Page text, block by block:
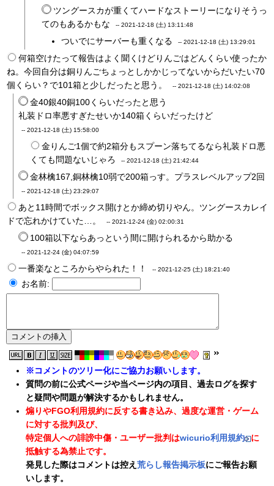
ツングースカが重くてハードなストーリーになりそうっ
てのもあるかもな
-- 2021-12-18 (土) 13:11:48
ついでにサーバーも重くなる -- 2021-12-18 (土) 13:29:01
何箱空けたって報告はよく聞くけどりんごはどんくらい使ったか
ね。今回自分は銅りんごちょっとしかかじってないからだいたい70
個くらい？で101箱と少しだったと思う。
-- 2021-12-18 (土) 14:02:08
金40銀40銅100くらいだったと思う
礼装ドロ率悪すぎたせいか140箱くらいだったけど
-- 2021-12-18 (土) 15:58:00
金りんご1個で約2箱分もスプーン落ちてるなら礼装ドロ悪
くても問題ないじゃろ
-- 2021-12-18 (土) 21:42:44
金林檎167,銅林檎10弱で200箱っす。プラスレベルアップ2回
-- 2021-12-18 (土) 23:29:07
あと11時間でボックス開けとか締め切りやん。ツングースカレイ
ドで忘れかけていた…。
-- 2021-12-24 (金) 02:00:31
100箱以下ならあっという間に開けられるから助かる
-- 2021-12-24 (金) 04:07:59
一番楽なところからやられた！！ -- 2021-12-25 (土) 18:21:40
お名前:
※コメントのツリー化にご協力お願いします。
質問の前に公式ページや当ページ内の項目、過去ログを探す
と疑問や問題が解決するかもしれません。
煽りやFGO利用規約に反する書き込み、過度な運営・ゲーム
に対する批判及び、
特定個人への誹謗中傷・ユーザー批判はwicurio利用規約
に
抵触する為禁止です。
発見した際はコメントは控え 荒らし報告掲示板にご報告お願
いします。